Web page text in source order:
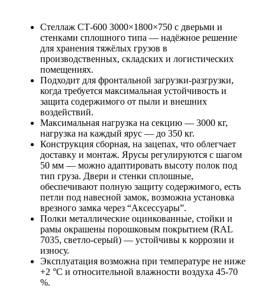
Стеллаж СТ-600 3000×1800×750 с дверьми и
стенками сплошного типа — надёжное решение
для хранения тяжёлых грузов в
производственных, складских и логистических
помещениях.
Подходит для фронтальной загрузки-разгрузки,
когда требуется максимальная устойчивость и
защита содержимого от пыли и внешних
воздействий.
Максимальная нагрузка на секцию — 3000 кг,
нагрузка на каждый ярус — до 350 кг.
Конструкция сборная, на зацепах, что облегчает
доставку и монтаж. Ярусы регулируются с шагом
50 мм — можно адаптировать высоту полок под
тип груза. Двери и стенки сплошные,
обеспечивают полную защиту содержимого, есть
петли под навесной замок, возможна установка
врезного замка через “Аксессуары”.
Полки металлические оцинкованные, стойки и
рамы окрашены порошковым покрытием (RAL
7035, светло-серый) — устойчивы к коррозии и
износу.
Эксплуатация возможна при температуре не ниже
+2 °C и относительной влажности воздуха 45-70
%.